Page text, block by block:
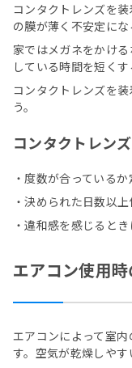
コンタクトレンズを
の膜が薄く不安定にな
家ではメガネをかけ
している時間を短くす
コンタクトレンズを
う。
コンタクトレン
・度数が合っている
・決められた日数以上
・違和感を感じると
エアコン使用
エアコンによって室
す。空気が乾燥しやす